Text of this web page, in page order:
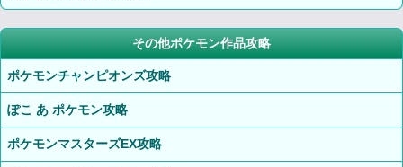
その他ポケモン作品攻略
ポケモンチャンピオンズ攻略
ぽこ あ ポケモン攻略
ポケモンマスターズEX攻略